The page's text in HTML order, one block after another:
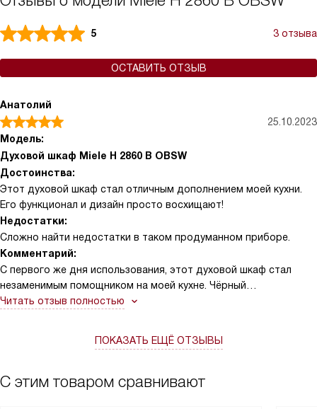
5 3 отзыва
ОСТАВИТЬ ОТЗЫВ
Анатолий
25.10.2023
Модель:
Духовой шкаф Miele H 2860 B OBSW
Достоинства:
Этот духовой шкаф стал отличным дополнением моей кухни.
Его функционал и дизайн просто восхищают!
Недостатки:
Сложно найти недостатки в таком продуманном приборе.
Комментарий:
С первого же дня использования, этот духовой шкаф стал
незаменимым помощником на моей кухне. Чёрный
обсидиановый цвет придает ему элегантности и стиля.
Особенно мне нравится его объем - 76 литров. Это позволяет
приготовления. И все они получаются идеальными! Индикация
Читать отзыв полностью
ПОКАЗАТЬ ЕЩЁ ОТЗЫВЫ
С этим товаром сравнивают